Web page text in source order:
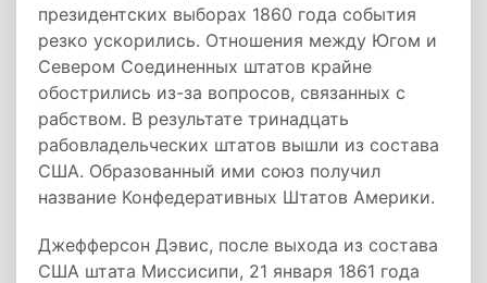
президентских выборах 1860 года события
резко ускорились. Отношения между Югом и
Севером Соединенных штатов крайне
обострились из-за вопросов, связанных с
рабством. В результате тринадцать
рабовладельческих штатов вышли из состава
США. Образованный ими союз получил
название Конфедеративных Штатов Америки.
Джефферсон Дэвис, после выхода из состава
США штата Миссисипи, 21 января 1861 года